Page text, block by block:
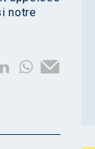
notre